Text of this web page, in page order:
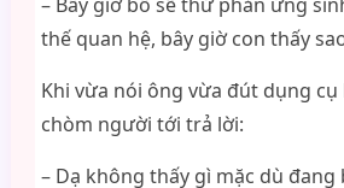
thế quan hệ, bây giờ con thấy
Khi vừa nói ông vừa đút dụng cụ
chòm người tới trả lời:
– Dạ không thấy gì mặc dù đang